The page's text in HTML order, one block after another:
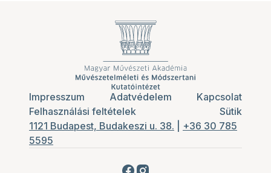
Impresszum Adatvédelem
Kapcsolat
Felhasználási feltételek
Sütik
1121 Budapest, Budakeszi u. 38.
+36 30 785
5595